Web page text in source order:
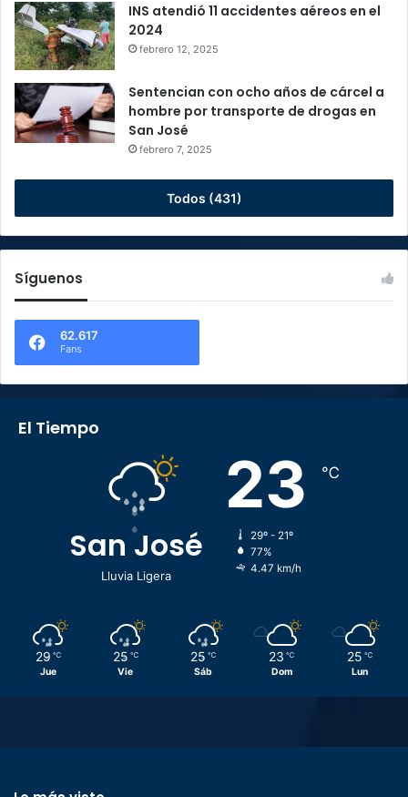
INS atendió 11 accidentes aéreos en el
2024
febrero 12, 2025
Sentencian con ocho años de cárcel a
hombre por transporte de drogas en
San José
febrero 7, 2025
Todos (431)
Síguenos
62.617
Fans
El Tiempo
San José
Lluvia Ligera
23 ℃
29º - 21º
77%
4.47 km/h
29 ℃
Jue
25 ℃
Vie
25 ℃
Sáb
23 ℃
Dom
25 ℃
Lun